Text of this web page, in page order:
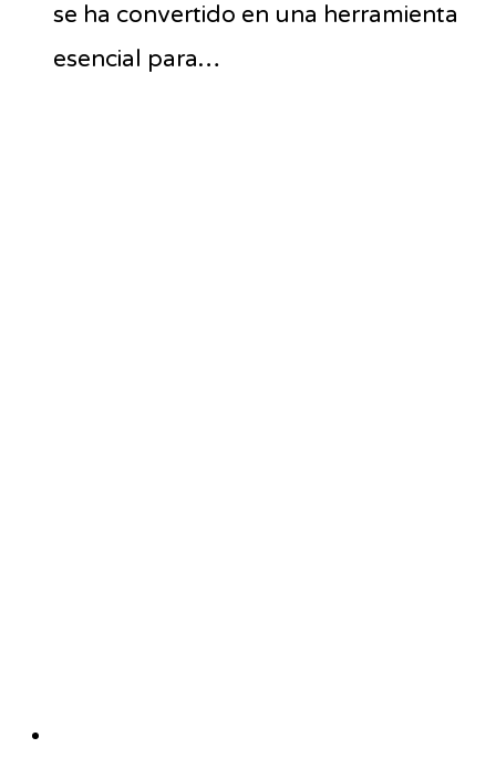
se ha convertido en una herramienta
esencial para…